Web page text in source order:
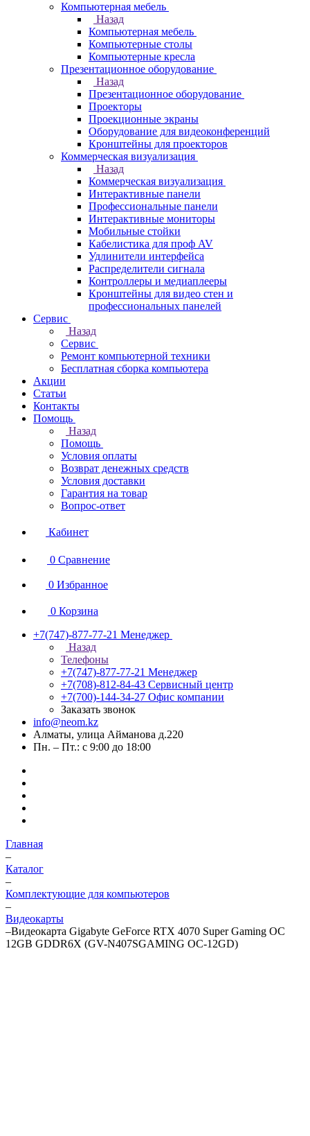
Компьютерная мебель
Назад
Компьютерная мебель
Компьютерные столы
Компьютерные кресла
Презентационное оборудование
Назад
Презентационное оборудование
Проекторы
Проекционные экраны
Оборудование для видеоконференций
Кронштейны для проекторов
Коммерческая визуализация
Назад
Коммерческая визуализация
Интерактивные панели
Профессиональные панели
Интерактивные мониторы
Мобильные стойки
Кабелистика для проф AV
Удлинители интерфейса
Распределители сигнала
Контроллеры и медиаплееры
Кронштейны для видео стен и
профессиональных панелей
Сервис
Назад
Сервис
Ремонт компьютерной техники
Бесплатная сборка компьютера
Акции
Статьи
Контакты
Помощь
Назад
Помощь
Условия оплаты
Возврат денежных средств
Условия доставки
Гарантия на товар
Вопрос-ответ
Кабинет
0 Сравнение
0 Избранное
0 Корзина
+7(747)-877-77-21 Менеджер
Назад
Телефоны
+7(747)-877-77-21 Менеджер
+7(708)-812-84-43 Сервисный центр
+7(700)-144-34-27 Офис компании
Заказать звонок
info@neom.kz
Алматы, улица Айманова д.220
Пн. – Пт.: с 9:00 до 18:00
Главная
–
Каталог
–
Комплектующие для компьютеров
–
Видеокарты
–Видеокарта Gigabyte GeForce RTX 4070 Super Gaming OC
12GB GDDR6X (GV-N407SGAMING OC-12GD)